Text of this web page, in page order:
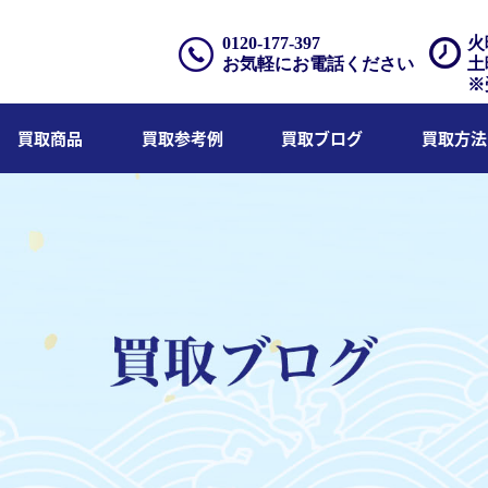
※
0120-177-397
お気軽にお電話ください
買取商品 買取参考例 買取ブログ 買取方法